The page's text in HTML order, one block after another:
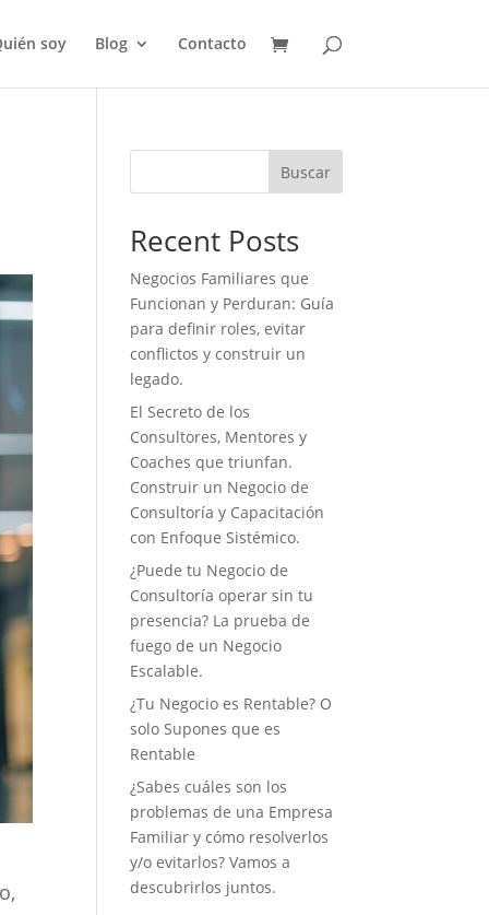
soy Blog Contacto
Buscar
Recent Posts
Negocios Familiares que
Funcionan y Perduran: Guía
para definir roles, evitar
conflictos y construir un
legado.
El Secreto de los
Consultores, Mentores y
Coaches que triunfan.
Construir un Negocio de
Consultoría y Capacitación
con Enfoque Sistémico.
¿Puede tu Negocio de
Consultoría operar sin tu
presencia? La prueba de
fuego de un Negocio
Escalable.
¿Tu Negocio es Rentable? O
solo Supones que es
Rentable
¿Sabes cuáles son los
problemas de una Empresa
Familiar y cómo resolverlos
y/o evitarlos? Vamos a
descubrirlos juntos.